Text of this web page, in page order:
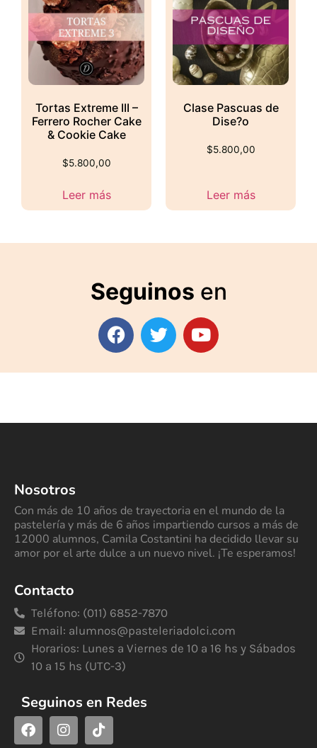
Tortas Extreme III –
Ferrero Rocher Cake
& Cookie Cake
$5.800,00
Leer más
Clase Pascuas de
Dise?o
$5.800,00
Leer más
Seguinos en
Nosotros
Con más de 10 años de trayectoria en el mundo de la
pastelería y más de 6 años impartiendo cursos a más de
12000 alumnos, Camila Costantini ha decidido llevar su
amor por el arte dulce a un nuevo nivel. ¡Te esperamos!
Contacto
Teléfono: (011) 6852-7870
Email: alumnos@pasteleriadolci.com
Horarios: Lunes a Viernes de 10 a 16 hs y Sábados
10 a 15 hs (UTC-3)
Seguinos en Redes